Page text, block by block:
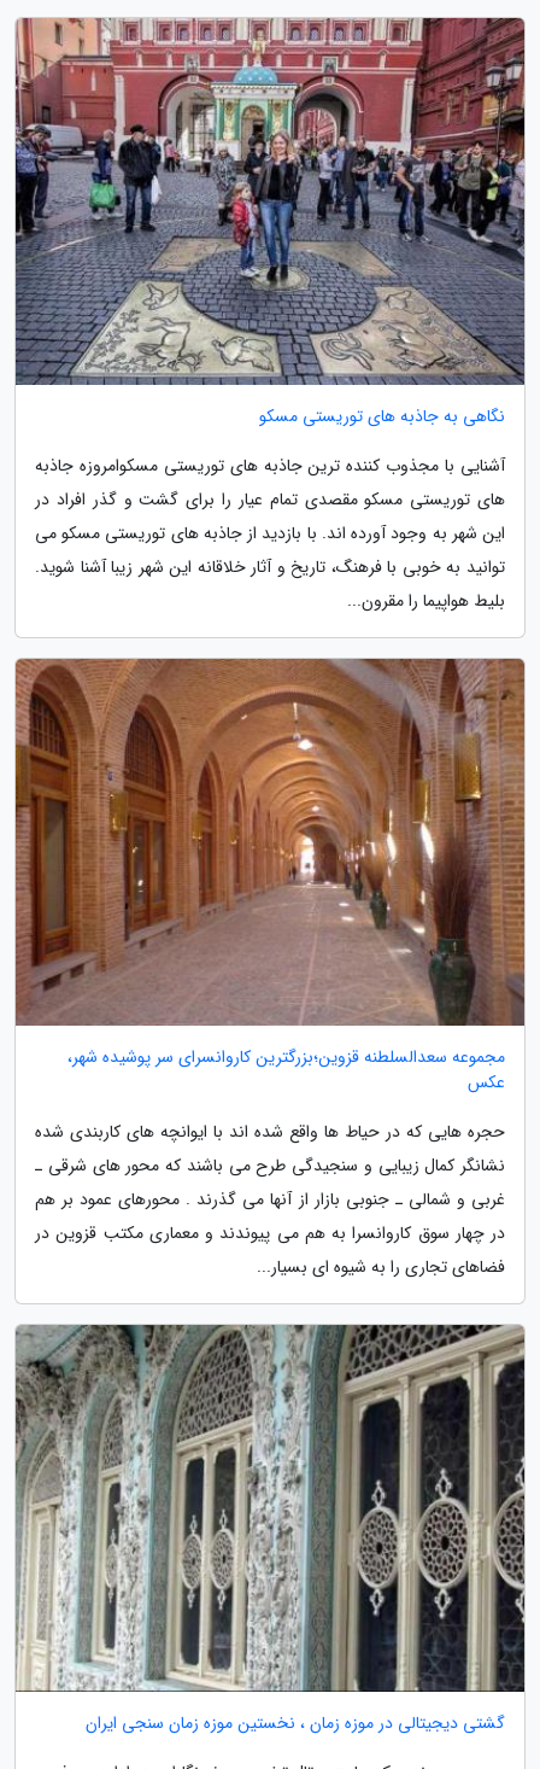
نگاهی به جاذبه های توریستی مسکو
آشنایی با مجذوب کننده ترین جاذبه های توریستی مسکوامروزه جاذبه
های توریستی مسکو مقصدی تمام عیار را برای گشت و گذر افراد در
این شهر به وجود آورده اند. با بازدید از جاذبه های توریستی مسکو می
توانید به خوبی با فرهنگ، تاریخ و آثار خلاقانه این شهر زیبا آشنا شوید.
بلیط هواپیما را مقرون...
مجموعه سعدالسلطنه قزوین؛بزرگترین کاروانسرای سر پوشیده شهر،
عکس
حجره هایی که در حیاط ها واقع شده اند با ایوانچه های کاربندی شده
نشانگر کمال زیبایی و سنجیدگی طرح می باشند که محور های شرقی ـ
غربی و شمالی ـ جنوبی بازار از آنها می گذرند . محورهای عمود بر هم
در چهار سوق کاروانسرا به هم می پیوندند و معماری مکتب قزوین در
فضاهای تجاری را به شیوه ای بسیار...
گشتی دیجیتالی در موزه زمان ، نخستین موزه زمان سنجی ایران